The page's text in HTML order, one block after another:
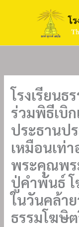
โรงเรียน
ร่วมพิธีเบิ
ประธานป
เหมือนเท่
พระคุณพร
ปู่คำพันธ์
ในวันคล้า
ธรรมโฆษิ